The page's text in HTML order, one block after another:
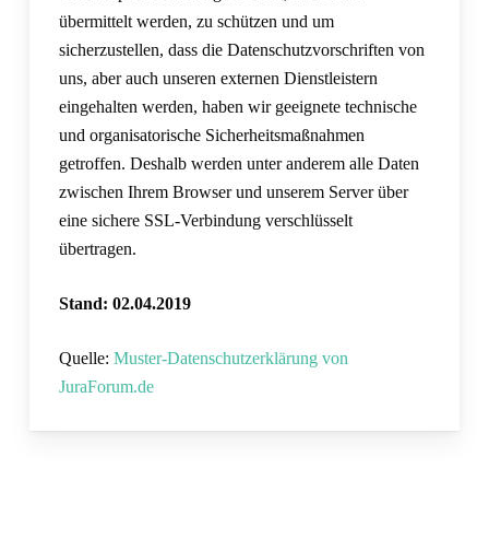
übermittelt werden, zu schützen und um
sicherzustellen, dass die Datenschutzvorschriften von
uns, aber auch unseren externen Dienstleistern
eingehalten werden, haben wir geeignete technische
und organisatorische Sicherheitsmaßnahmen
getroffen. Deshalb werden unter anderem alle Daten
zwischen Ihrem Browser und unserem Server über
eine sichere SSL-Verbindung verschlüsselt
übertragen.
Stand: 02.04.2019
Quelle: Muster-Datenschutzerklärung von
JuraForum.de